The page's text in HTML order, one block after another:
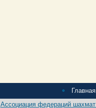
Ассоциация федераций